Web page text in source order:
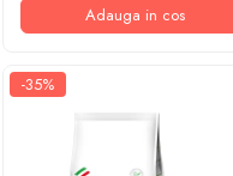
Adauga in cos
-35%